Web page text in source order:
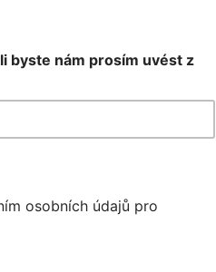
byste nám prosím uvést z
osobních údajů pro